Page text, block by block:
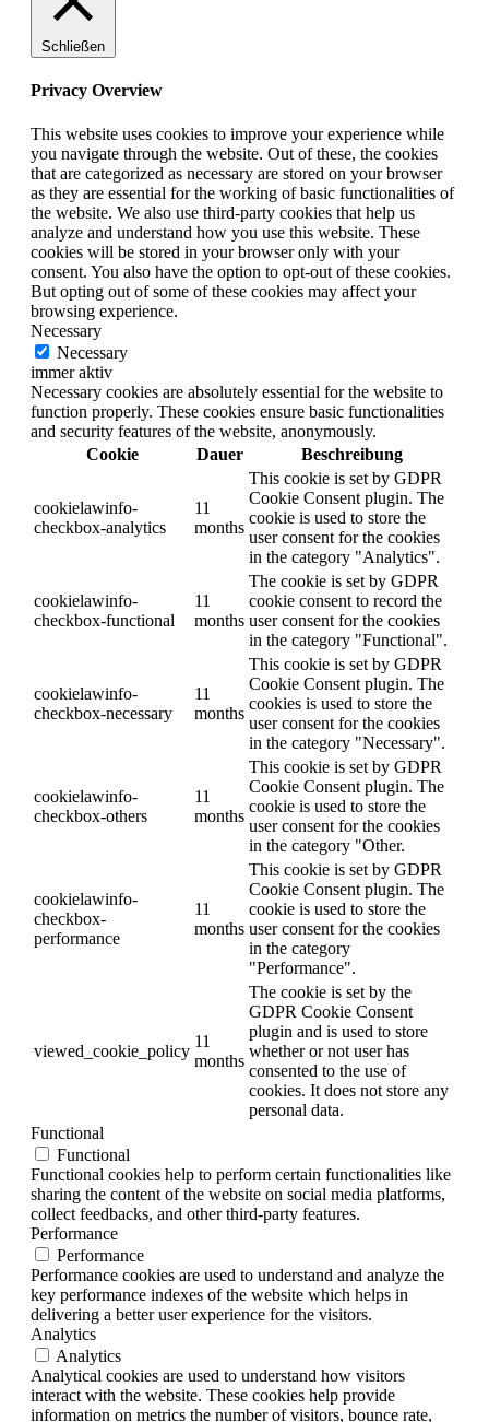
Schließen
Privacy Overview
This website uses cookies to improve your experience while
you navigate through the website. Out of these, the cookies
that are categorized as necessary are stored on your browser
as they are essential for the working of basic functionalities of
the website. We also use third-party cookies that help us
analyze and understand how you use this website. These
cookies will be stored in your browser only with your
consent. You also have the option to opt-out of these cookies.
But opting out of some of these cookies may affect your
browsing experience.
Necessary
Necessary
immer aktiv
Necessary cookies are absolutely essential for the website to
function properly. These cookies ensure basic functionalities
and security features of the website, anonymously.
Cookie
Dauer Beschreibung
cookielawinfo-
checkbox-analytics
11
months
This cookie is set by GDPR
Cookie Consent plugin. The
cookie is used to store the
user consent for the cookies
in the category "Analytics".
cookielawinfo-
checkbox-functional
11
months
The cookie is set by GDPR
cookie consent to record the
user consent for the cookies
in the category "Functional".
cookielawinfo-
checkbox-necessary
11
months
This cookie is set by GDPR
Cookie Consent plugin. The
cookies is used to store the
user consent for the cookies
in the category "Necessary".
cookielawinfo-
checkbox-others
11
months
This cookie is set by GDPR
Cookie Consent plugin. The
cookie is used to store the
user consent for the cookies
in the category "Other.
cookielawinfo-
checkbox-
performance
11
months
This cookie is set by GDPR
Cookie Consent plugin. The
cookie is used to store the
user consent for the cookies
in the category
"Performance".
viewed_cookie_policy
11
months
The cookie is set by the
GDPR Cookie Consent
plugin and is used to store
whether or not user has
consented to the use of
cookies. It does not store any
personal data.
Functional
Functional
Functional cookies help to perform certain functionalities like
sharing the content of the website on social media platforms,
collect feedbacks, and other third-party features.
Performance
Performance
Performance cookies are used to understand and analyze the
key performance indexes of the website which helps in
delivering a better user experience for the visitors.
Analytics
Analytics
Analytical cookies are used to understand how visitors
interact with the website. These cookies help provide
information on metrics the number of visitors, bounce rate,